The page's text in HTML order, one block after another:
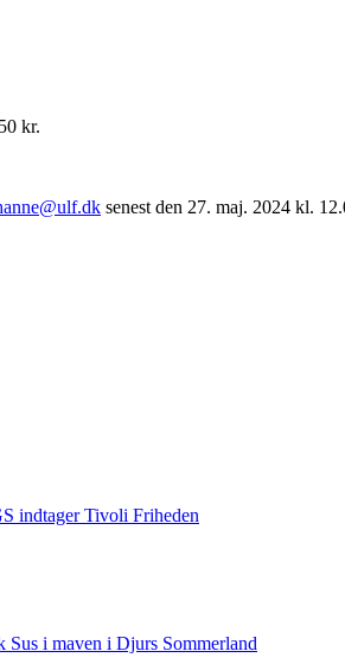
kr.
senest den 27. maj. 2024 kl.
indtager Tivoli Friheden
i maven i Djurs Sommerland